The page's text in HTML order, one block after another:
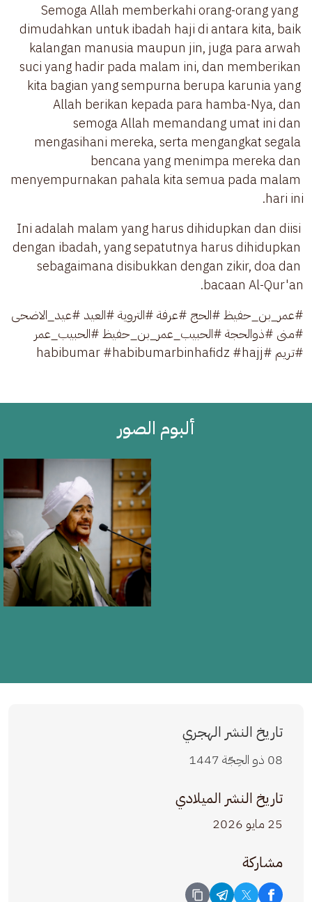
Semoga Allah memberkahi orang-orang yang
dimudahkan untuk ibadah haji di antara kita, baik
kalangan manusia maupun jin, juga para arwah
suci yang hadir pada malam ini, dan memberikan
kita bagian yang sempurna berupa karunia yang
Allah berikan kepada para hamba-Nya, dan
semoga Allah memandang umat ini dan
mengasihani mereka, serta mengangkat segala
bencana yang menimpa mereka dan
menyempurnakan pahala kita semua pada malam
hari ini.
Ini adalah malam yang harus dihidupkan dan diisi
dengan ibadah, yang sepatutnya harus dihidupkan
sebagaimana disibukkan dengan zikir, doa dan
bacaan Al-Qur'an.
#عمر_بن_حفيظ #الحج #عرفة #التروية #العيد #عيد_الاضحى
#منى #ذوالحجة #الحبيب_عمر_بن_حفيظ #الحبيب_عمر
#تريم #habibumar #habibumarbinhafidz #hajj
ألبوم الصور
تاريخ النشر الهجري
08 ذو الحِجّة 1447
تاريخ النشر الميلادي
25 مايو 2026
مشاركة